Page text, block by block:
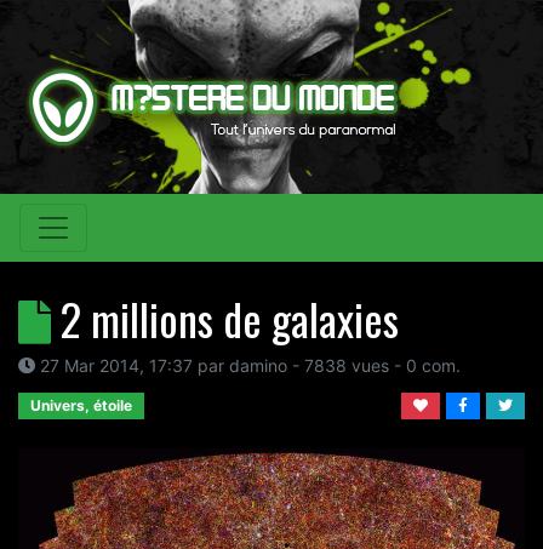
2 millions de galaxies
27 Mar 2014, 17:37 par damino - 7838 vues - 0 com.
Univers, étoile